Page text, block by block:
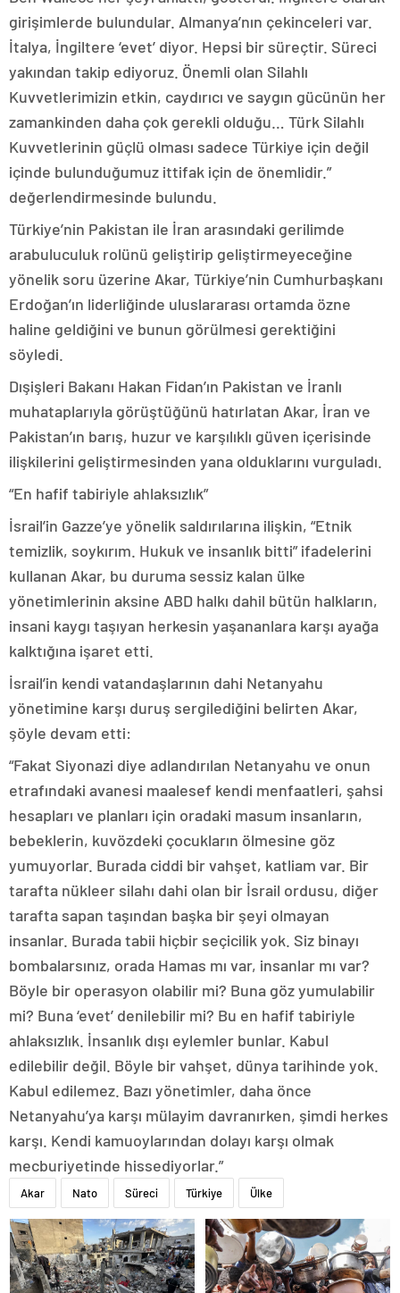
girişimlerde bulundular. Almanya’nın çekinceleri var.
İtalya, İngiltere ‘evet’ diyor. Hepsi bir süreçtir. Süreci
yakından takip ediyoruz. Önemli olan Silahlı
Kuvvetlerimizin etkin, caydırıcı ve saygın gücünün her
zamankinden daha çok gerekli olduğu… Türk Silahlı
Kuvvetlerinin güçlü olması sadece Türkiye için değil
içinde bulunduğumuz ittifak için de önemlidir.”
değerlendirmesinde bulundu.
Türkiye’nin Pakistan ile İran arasındaki gerilimde
arabuluculuk rolünü geliştirip geliştirmeyeceğine
yönelik soru üzerine Akar, Türkiye’nin Cumhurbaşkanı
Erdoğan’ın liderliğinde uluslararası ortamda özne
haline geldiğini ve bunun görülmesi gerektiğini
söyledi.
Dışişleri Bakanı Hakan Fidan’ın Pakistan ve İranlı
muhataplarıyla görüştüğünü hatırlatan Akar, İran ve
Pakistan’ın barış, huzur ve karşılıklı güven içerisinde
ilişkilerini geliştirmesinden yana olduklarını vurguladı.
“En hafif tabiriyle ahlaksızlık”
İsrail’in Gazze’ye yönelik saldırılarına ilişkin, “Etnik
temizlik, soykırım. Hukuk ve insanlık bitti” ifadelerini
kullanan Akar, bu duruma sessiz kalan ülke
yönetimlerinin aksine ABD halkı dahil bütün halkların,
insani kaygı taşıyan herkesin yaşananlara karşı ayağa
kalktığına işaret etti.
İsrail’in kendi vatandaşlarının dahi Netanyahu
yönetimine karşı duruş sergilediğini belirten Akar,
şöyle devam etti:
“Fakat Siyonazi diye adlandırılan Netanyahu ve onun
etrafındaki avanesi maalesef kendi menfaatleri, şahsi
hesapları ve planları için oradaki masum insanların,
bebeklerin, kuvözdeki çocukların ölmesine göz
yumuyorlar. Burada ciddi bir vahşet, katliam var. Bir
tarafta nükleer silahı dahi olan bir İsrail ordusu, diğer
tarafta sapan taşından başka bir şeyi olmayan
insanlar. Burada tabii hiçbir seçicilik yok. Siz binayı
bombalarsınız, orada Hamas mı var, insanlar mı var?
Böyle bir operasyon olabilir mi? Buna göz yumulabilir
mi? Buna ‘evet’ denilebilir mi? Bu en hafif tabiriyle
ahlaksızlık. İnsanlık dışı eylemler bunlar. Kabul
edilebilir değil. Böyle bir vahşet, dünya tarihinde yok.
Kabul edilemez. Bazı yönetimler, daha önce
Netanyahu’ya karşı mülayim davranırken, şimdi herkes
karşı. Kendi kamuoylarından dolayı karşı olmak
mecburiyetinde hissediyorlar.”
Akar Nato Süreci Türkiye Ülke